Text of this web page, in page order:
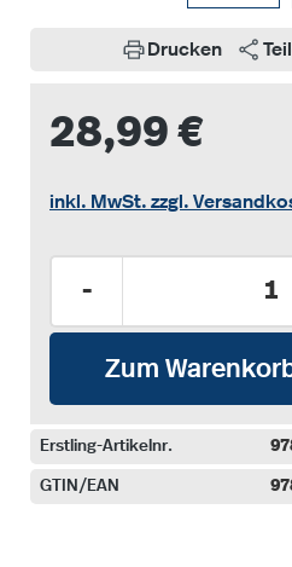
Drucken
28,99 €
inkl. MwSt. zzgl.
-
Zum
Erstling-Artikelnr.
GTIN/EAN